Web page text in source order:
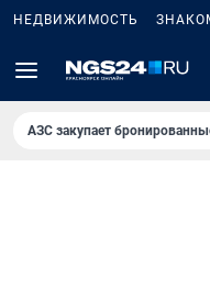
НЕДВИЖИМОСТЬ
AЗС закупает